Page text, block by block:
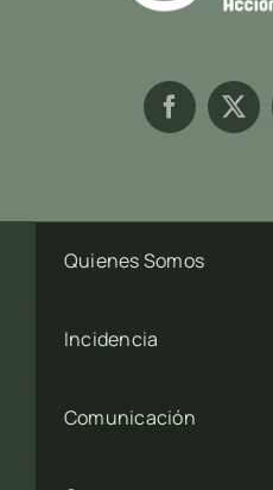
Quienes Somos
Incidencia
Comunicación